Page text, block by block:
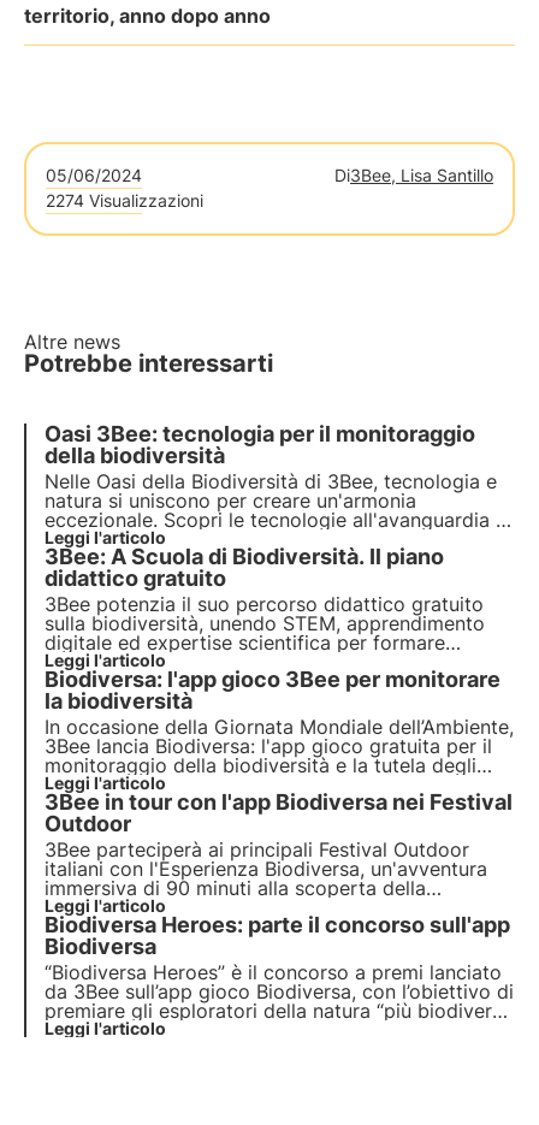
territorio, anno dopo anno
05/06/2024 Di3Bee, Lisa Santillo
2274 Visualizzazioni
Altre news
Potrebbe interessarti
Oasi 3Bee: tecnologia per il monitoraggio
della biodiversità
Nelle Oasi della Biodiversità di 3Bee, tecnologia e
natura si uniscono per creare un'armonia
eccezionale. Scopri le tecnologie all'avanguardia di
3Bee e il loro ruolo fondamentale nella
rigenerazione degli ecosistemi e della biodiversità
all'interno delle Oasi.
Leggi l'articolo
3Bee: A Scuola di Biodiversità. Il piano
didattico gratuito
3Bee potenzia il suo percorso didattico gratuito
sulla biodiversità, unendo STEM, apprendimento
digitale ed expertise scientifica per formare
docenti e studenti della primaria e ispirare la nuova
generazione.
Leggi l'articolo
Biodiversa: l'app gioco 3Bee per monitorare
la biodiversità
In occasione della Giornata Mondiale dell’Ambiente,
3Bee lancia Biodiversa: l'app gioco gratuita per il
monitoraggio della biodiversità e la tutela degli
ecosistemi. Un progetto di citizen science che, con
la formula "snap and protect", mira a collettivizzare
la salvaguardia della biodiversità.
Leggi l'articolo
3Bee in tour con l'app Biodiversa nei Festival
Outdoor
3Bee parteciperà ai principali Festival Outdoor
italiani con l'Esperienza Biodiversa, un'avventura
immersiva di 90 minuti alla scoperta della
biodiversità vegetale, guidata da una Guida
Ambientale Escursionistica. Ma quali sono i Festival
in cui potrai trovarci? Scoprilo in questo articolo.
Leggi l'articolo
Biodiversa Heroes: parte il concorso sull'app
Biodiversa
“Biodiversa Heroes” è il concorso a premi lanciato
da 3Bee sull’app gioco Biodiversa, con l’obiettivo di
premiare gli esploratori della natura “più biodiversi”
a partire dal 9 settembre. Scopri in questo articolo
Leggi l'articolo